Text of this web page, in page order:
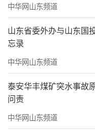
王力一从小
很多人以为会在
事实上，他却走向
回忆起童年
聪明印象深刻，他
名解放军保家卫国
他从11岁开始就
中华网山东频道
山东省委外办与山东国
忘录
中华网山东频道
泰安华丰煤矿突水事故
问责
中华网山东频道